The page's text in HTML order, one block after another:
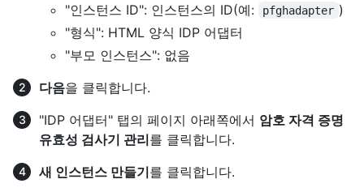
"인스턴스 ID": 인스턴스의 ID(예:
pfghadapter )
"형식": HTML 양식 IDP 어댑터
"부모 인스턴스": 없음
다음을 클릭합니다.
"IDP 어댑터" 탭의 페이지 아래쪽에서 암호 자격 증명
유효성 검사기 관리를 클릭합니다.
새 인스턴스 만들기를 클릭합니다.